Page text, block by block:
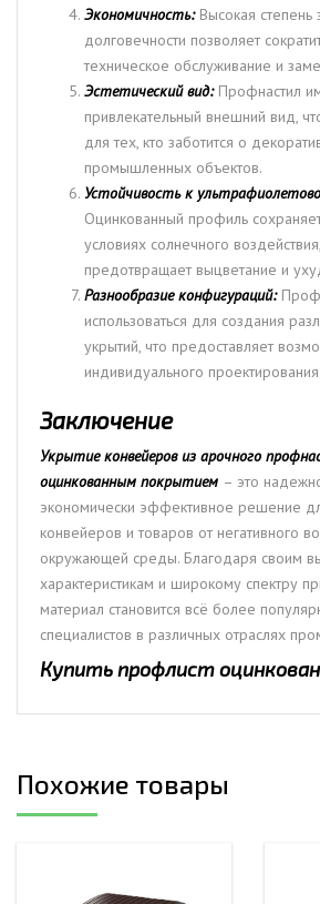
Экономичность: Высокая степень
долговечности позволяет
техническое обслуживание и
Эстетический вид: Профнастил
привлекательный внешний вид,
для тех, кто заботится о
промышленных объектов.
Устойчивость к
Оцинкованный профиль
условиях солнечного
предотвращает выцветание и
Разнообразие конфигураций:
использоваться для создания
укрытий, что предоставляет
индивидуального проектирования.
Заключение
Укрытие конвейеров из арочного
оцинкованным покрытием – это
экономически эффективное решение
конвейеров и товаров от негативного
окружающей среды. Благодаря своим
характеристикам и широкому спектру
материал становится всё более
специалистов в различных отраслях
Купить профлист
Похожие товары